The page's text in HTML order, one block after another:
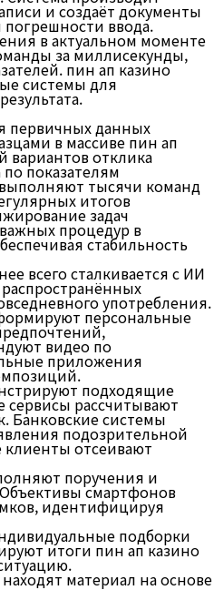
и создаёт документы
ввода.
в актуальном моменте
за миллисекунды,
пин ап казино
системы для
первичных данных
в массиве пин ап
вариантов отклика
показателям
тысячи команд
итогов
задач
процедур в
стабильность
всего сталкивается с ИИ
употребления.
персональные
видео по
приложения
подходящие
рассчитывают
Банковские системы
подозрительной
клиенты отсеивают
поручения и
смартфонов
идентифицируя
подборки
итоги пин ап казино
материал на основе